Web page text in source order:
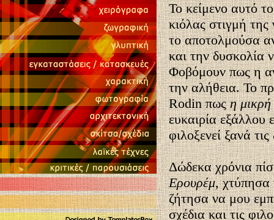
Το κείμενο αυτό
κιόλας στιγμή
το αποτολμούσα
και την δυσκολία
Φοβόμουν πως η
την αλήθεια. Το
Rodin πωςη
ευκαιρία
φιλοξενεί ξανά
Δώδεκα χρόνια
Ερουρέμ, χτύπησα
ζήτησα να μου
σχέδια και τις